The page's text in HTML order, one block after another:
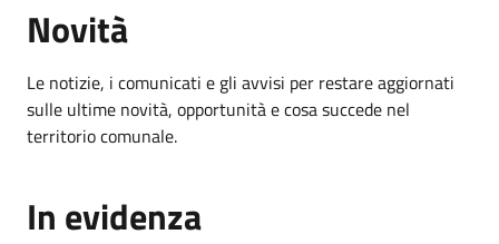
Novità
Le notizie, i comunicati e gli avvisi per restare aggiornati
sulle ultime novità, opportunità e cosa succede nel
territorio comunale.
In evidenza